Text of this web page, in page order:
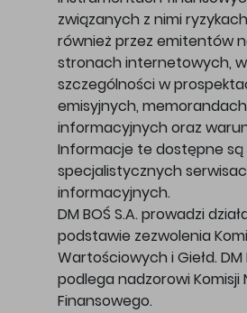
związanych z nimi
również przez emitentów
stronach internetowych, w
szczególności w
emisyjnych, memorandach
informacyjnych oraz
Informacje te dostępne są
specjalistycznych
informacyjnych.
DM BOŚ S.A. prowadzi
podstawie zezwolenia
Wartościowych i Giełd. DM
podlega nadzorowi Komisji
Finansowego.